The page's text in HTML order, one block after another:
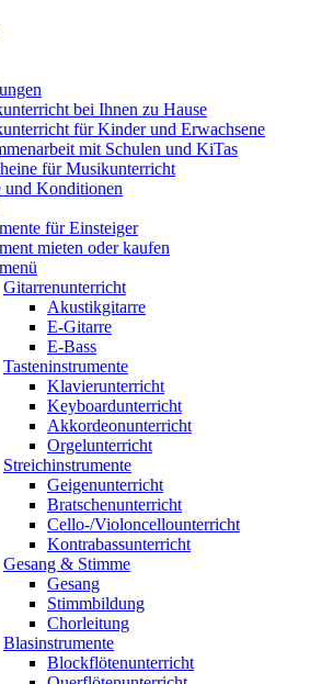
bei Ihnen zu Hause
für Kinder und Erwachsene
mit Schulen und KiTas
für Musikunterricht
und Konditionen
für Einsteiger
mieten oder kaufen
Gitarrenunterricht
Akustikgitarre
E-Gitarre
E-Bass
Tasteninstrumente
Klavierunterricht
Keyboardunterricht
Akkordeonunterricht
Orgelunterricht
Streichinstrumente
Geigenunterricht
Bratschenunterricht
Cello-/Violoncellounterricht
Kontrabassunterricht
Gesang & Stimme
Gesang
Stimmbildung
Chorleitung
Blasinstrumente
Blockflötenunterricht